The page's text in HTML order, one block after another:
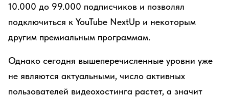
10.000 до 99.000 подписчиков и позволял
подключиться к YouTube NextUp и некоторым
другим премиальным программам.
Однако сегодня вышеперечисленные уровни уже
не являются актуальными, число активных
пользователей видеохостинга растет, а значит